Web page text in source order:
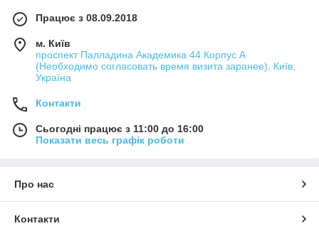
Працює з 08.09.2018
м. Київ
проспект Палладина Академика 44 Корпус А
(Необходимо согласовать время визита заранее), Київ,
Україна
Контакти
Сьогодні працює з 11:00 до 16:00
Показати весь графік роботи
Про нас
Контакти